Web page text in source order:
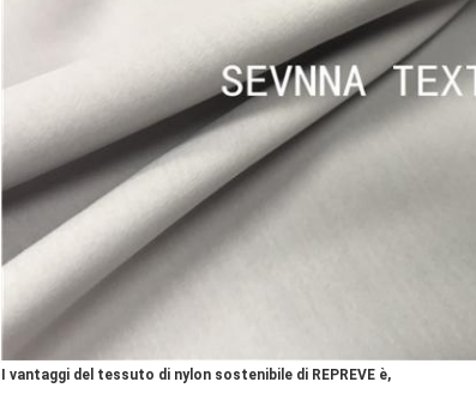
I vantaggi del tessuto di nylon sostenibile di REPREVE è,